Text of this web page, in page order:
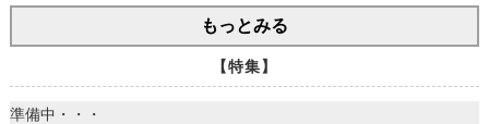
もっとみる
【特集】
準備中・・・